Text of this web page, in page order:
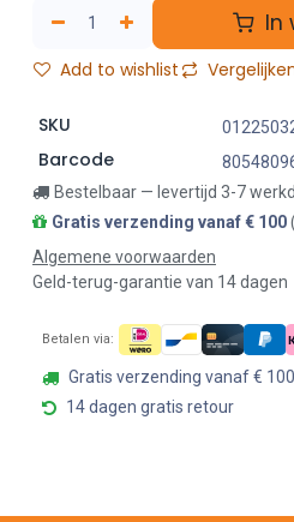
In
Add to wishlist
SKU
Barcode
Bestelbaar — levertijd 3-7
Gratis verzending vanaf € 100
Algemene voorwaarden
Geld-terug-garantie van 14 dagen
Betalen via:
Gratis verzending vanaf € 100
14 dagen gratis retour